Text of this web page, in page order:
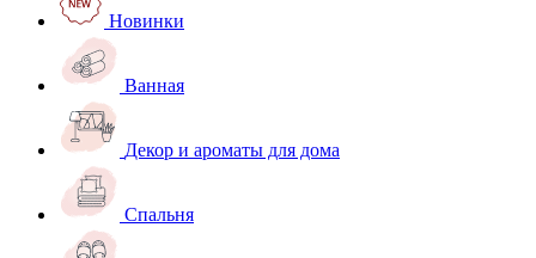
Новинки
Ванная
Декор и ароматы для дома
Спальня